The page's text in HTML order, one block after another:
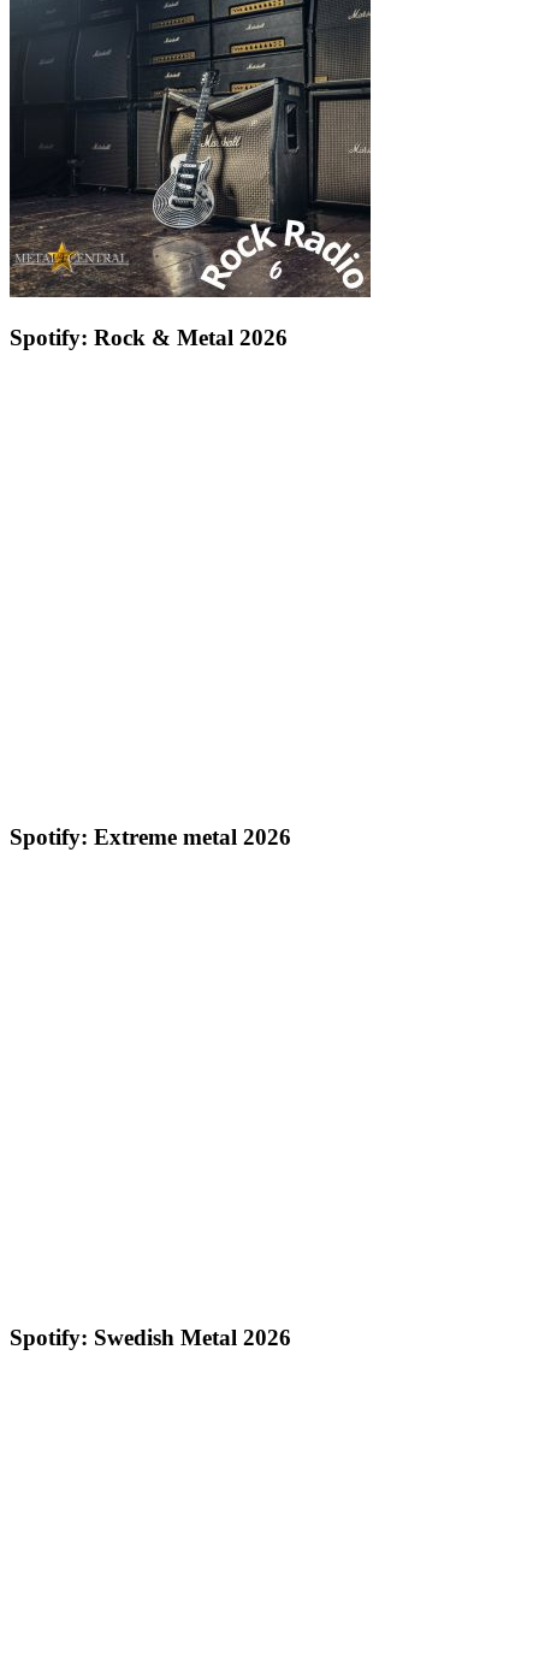
Spotify: Rock & Metal 2026
Spotify: Extreme metal 2026
Spotify: Swedish Metal 2026